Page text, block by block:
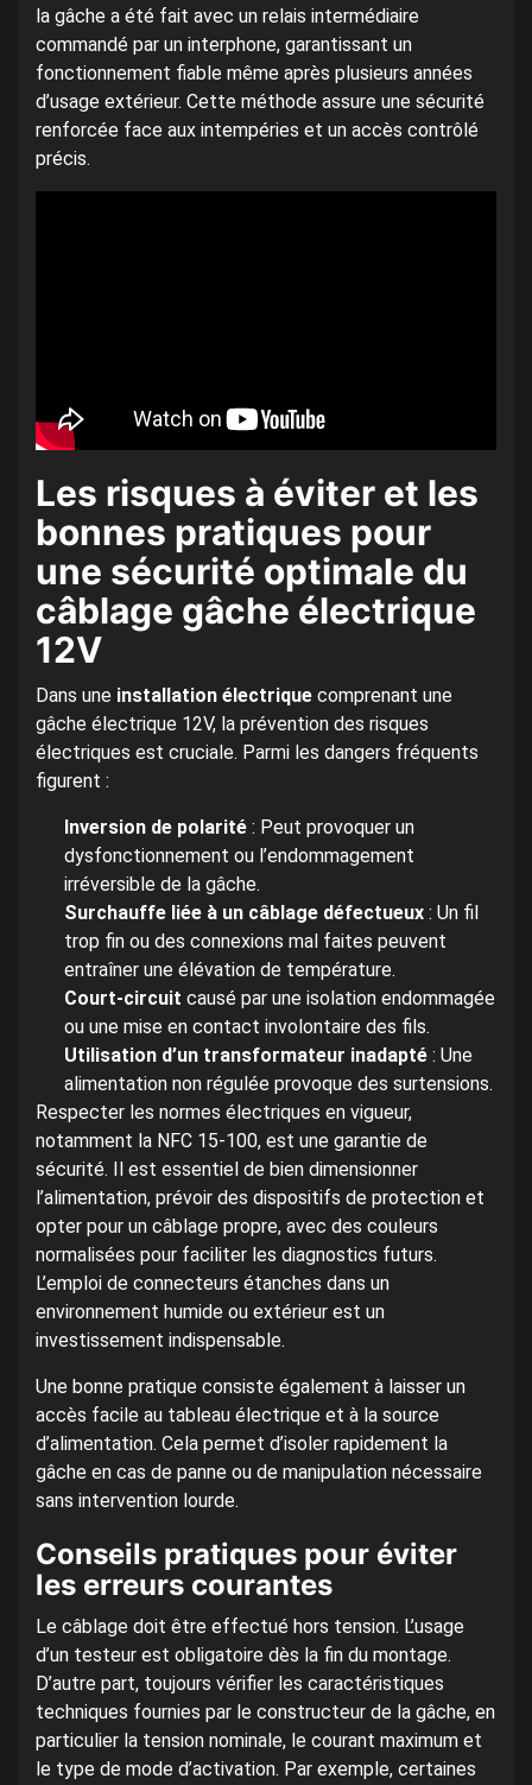
la gâche a été fait avec un relais intermédiaire
commandé par un interphone, garantissant un
fonctionnement fiable même après plusieurs années
d’usage extérieur. Cette méthode assure une sécurité
renforcée face aux intempéries et un accès contrôlé
précis.
Les risques à éviter et les
bonnes pratiques pour
une sécurité optimale du
câblage gâche électrique
12V
Dans une installation électrique comprenant une
gâche électrique 12V, la prévention des risques
électriques est cruciale. Parmi les dangers fréquents
figurent :
Inversion de polarité : Peut provoquer un
dysfonctionnement ou l’endommagement
irréversible de la gâche.
Surchauffe liée à un câblage défectueux : Un fil
trop fin ou des connexions mal faites peuvent
entraîner une élévation de température.
Court-circuit causé par une isolation endommagée
ou une mise en contact involontaire des fils.
Utilisation d’un transformateur inadapté : Une
alimentation non régulée provoque des surtensions.
Respecter les normes électriques en vigueur,
notamment la NFC 15-100, est une garantie de
sécurité. Il est essentiel de bien dimensionner
l’alimentation, prévoir des dispositifs de protection et
opter pour un câblage propre, avec des couleurs
normalisées pour faciliter les diagnostics futurs.
L’emploi de connecteurs étanches dans un
environnement humide ou extérieur est un
investissement indispensable.
Une bonne pratique consiste également à laisser un
accès facile au tableau électrique et à la source
d’alimentation. Cela permet d’isoler rapidement la
gâche en cas de panne ou de manipulation nécessaire
sans intervention lourde.
Conseils pratiques pour éviter
les erreurs courantes
Le câblage doit être effectué hors tension. L’usage
d’un testeur est obligatoire dès la fin du montage.
D’autre part, toujours vérifier les caractéristiques
techniques fournies par le constructeur de la gâche, en
particulier la tension nominale, le courant maximum et
le type de mode d’activation. Par exemple, certaines